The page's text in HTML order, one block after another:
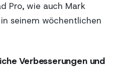
Pro, wie auch Mark
seinem wöchentlichen
Verbesserungen und